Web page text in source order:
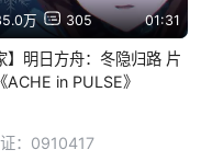
万 305 01:31
】明日方舟：冬隐归路 片
ACHE in PULSE》
：0910417